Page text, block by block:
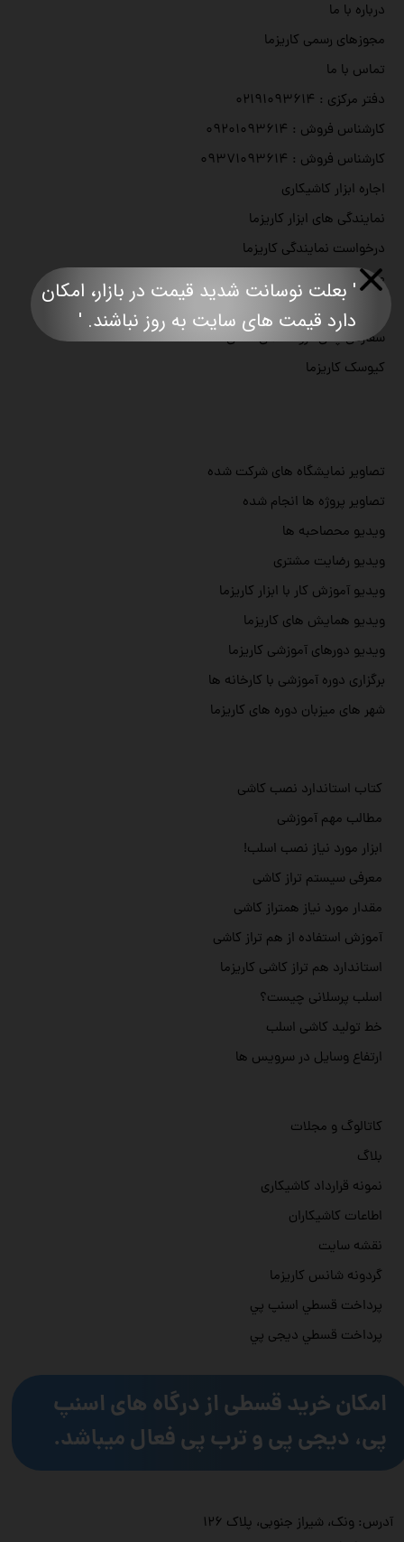
آدرس: ونک، شیراز جنوبی، پلاک ۱۲۶
تصاویر نمایشگاه های شرکت شده
تصاویر پروژه ها انجام شده
ویدیو محصاحبه ها
ویدیو رضایت مشتری
ویدیو آموزش کار با ابزار کاریزما
ویدیو همایش های کاریزما
ویدیو دورهای آموزشی کاریزما
برگزاری دوره آموزشی با کارخانه ها
شهر های میزبان دوره های کاریزما
درباره با ما
مجوزهای رسمی کاریزما
تماس با ما
دفتر مرکزی : ۰۲۱۹۱۰۹۳۶۱۴
کارشناس فروش : ۰۹۲۰۱۰۹۳۶۱۴
کارشناس فروش : ۰۹۳۷۱۰۹۳۶۱۴
اجاره ابزار کاشیکاری
نمایندگی های ابزار کاریزما
درخواست نمایندگی کاریزما
محصولات ابزار نصب کاشی کاریزما
محصولات کاشی کاریزما
سفارش پانل فروشگاهی کاشی
کیوسک کاریزما
کاتالوگ و مجلات
بلاگ
نمونه قرارداد کاشیکاری
اطاعات کاشیکاران
نقشه سایت
گردونه شانس کاریزما
پرداخت قسطي اسنپ پي
پرداخت قسطي دیجی پي
کتاب استاندارد نصب کاشی
مطالب مهم آموزشی
ابزار مورد نیاز نصب اسلب!
معرفی سیستم تراز کاشی
مقدار مورد نیاز همتراز کاشی
آموزش استفاده از هم تراز کاشی
استاندارد هم تراز کاشی کاریزما
اسلب پرسلانی چیست؟
خط تولید کاشی اسلب
ارتفاع وسایل در سرویس ها
امکان خرید قسطی از درگاه های اسنپ
پی، دیجی پی و ترب پی فعال میباشد.
' بعلت نوسانت شدید قیمت در بازار، امکان
دارد قیمت های سایت به روز نباشند. '​​​​​​​​​​​​​​